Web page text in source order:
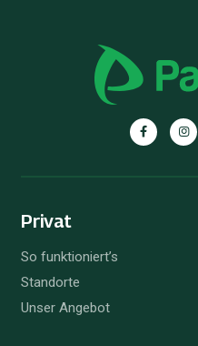
Privat
So funktioniert’s
Standorte
Unser Angebot